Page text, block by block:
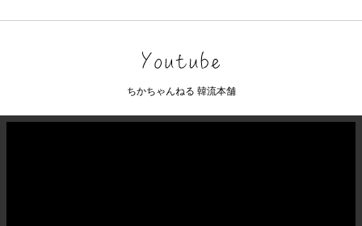
ちかちゃんねる 韓流本舗